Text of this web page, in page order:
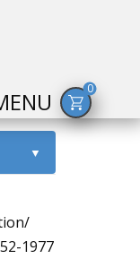
0
▼
/
1977